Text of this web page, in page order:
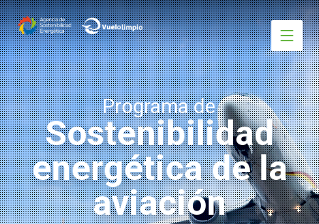
Programa de
Sostenibilidad
energética de la
aviación